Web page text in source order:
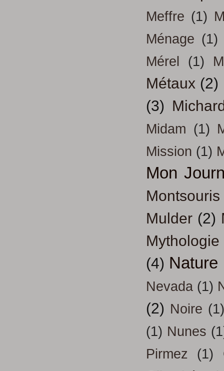
Meffre (1)
Ménage (1)
Mérel
(1)
Métaux (2)
(3)
Midam (1)
Mission (1)
Mon
Montsouris
Mulder (2)
Mythologie
(4) Nature
Nevada (1)
(2) Noire
(1) Nunes
Pirmez
(1)